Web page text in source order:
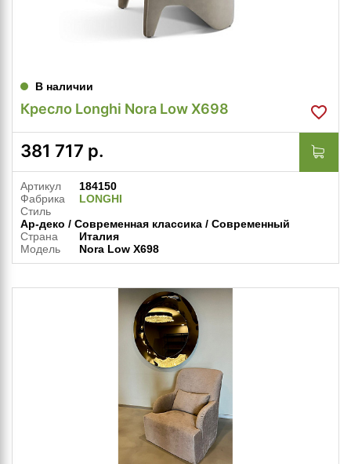
В наличии
Кресло Longhi Nora Low X698
381 717 р.
Артикул
184150
Фабрика
LONGHI
Стиль
Ар-деко / Современная классика / Современный
Страна
Италия
Модель
Nora Low X698